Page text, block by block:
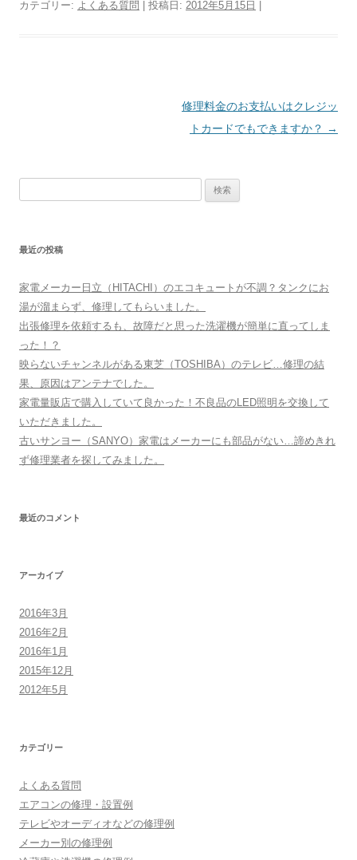
カテゴリー: よくある質問 | 投稿日: 2012年5月15日
ン
修理料金のお支払いはクレジッ
トカードでもできますか？ →
最近の投稿
家電メーカー日立（HITACHI）のエコキュートが不調？タンクにお
湯が溜まらず、修理してもらいました。
出張修理を依頼するも、故障だと思った洗濯機が簡単に直ってしま
った！？
映らないチャンネルがある東芝（TOSHIBA）のテレビ…修理の結
果、原因はアンテナでした。
家電量販店で購入していて良かった！不良品のLED照明を交換して
いただきました。
古いサンヨー（SANYO）家電はメーカーにも部品がない…諦めきれ
ず修理業者を探してみました。
最近のコメント
アーカイブ
2016年3月
2016年2月
2016年1月
2015年12月
2012年5月
カテゴリー
よくある質問
エアコンの修理・設置例
テレビやオーディオなどの修理例
メーカー別の修理例